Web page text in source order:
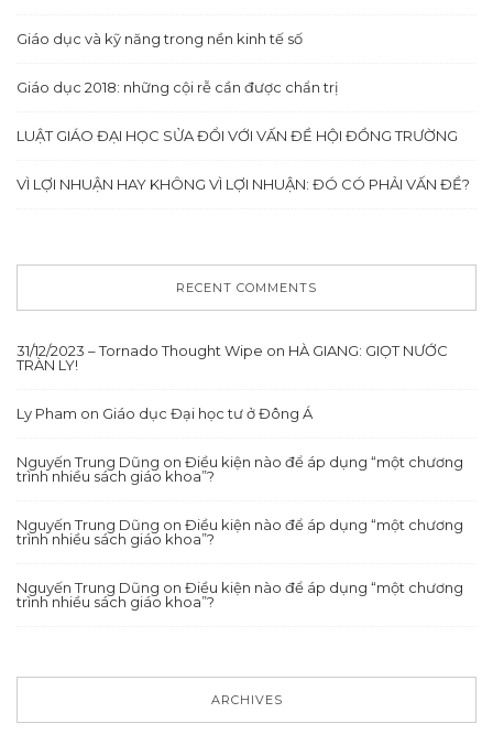
Giáo dục và kỹ năng trong nền kinh tế số
Giáo dục 2018: những cội rễ cần được chẩn trị
LUẬT GIÁO ĐẠI HỌC SỬA ĐỔI VỚI VẤN ĐỀ HỘI ĐỒNG TRƯỜNG
VÌ LỢI NHUẬN HAY KHÔNG VÌ LỢI NHUẬN: ĐÓ CÓ PHẢI VẤN ĐỀ?
RECENT COMMENTS
31/12/2023 – Tornado Thought Wipe on HÀ GIANG: GIỌT NƯỚC
TRÀN LY!
Ly Pham on Giáo dục Đại học tư ở Đông Á
Nguyến Trung Dũng on Điều kiện nào để áp dụng “một chương
trình nhiều sách giáo khoa”?
Nguyến Trung Dũng on Điều kiện nào để áp dụng “một chương
trình nhiều sách giáo khoa”?
Nguyến Trung Dũng on Điều kiện nào để áp dụng “một chương
trình nhiều sách giáo khoa”?
ARCHIVES